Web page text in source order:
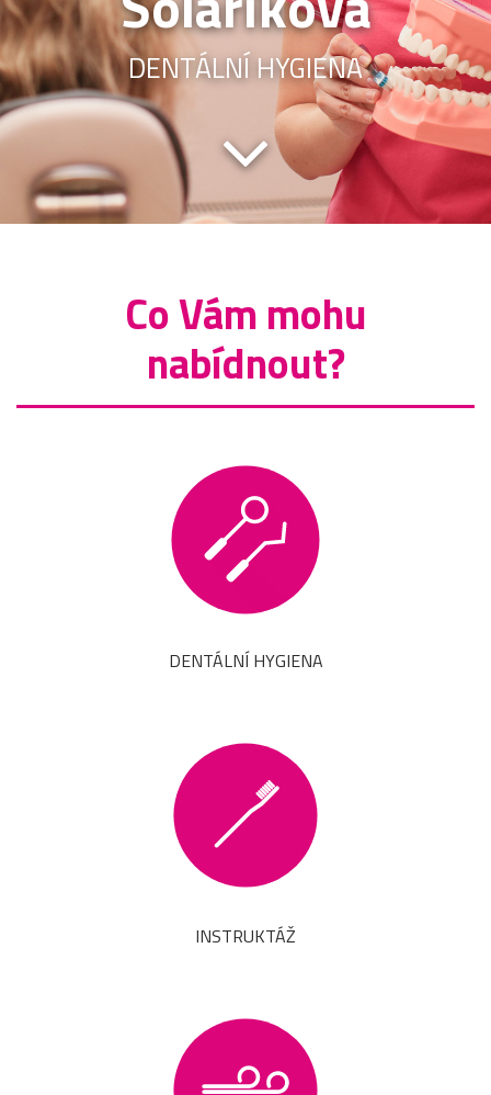
DENTÁLNÍ HYGIENA
Co Vám mohu
nabídnout?
DENTÁLNÍ HYGIENA
INSTRUKTÁŽ